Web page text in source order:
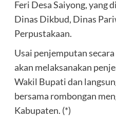
Feri Desa Saiyong, yang
Dinas Dikbud, Dinas
Perpustakaan.
Usai penjemputan
akan melaksanakan
Wakil Bupati dan
bersama rombongan
Kabupaten. (*)